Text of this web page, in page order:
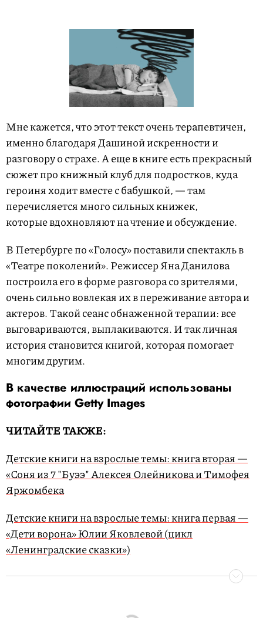
Мне кажется, что этот текст очень терапевтичен,
именно благодаря Дашиной искренности и
разговору о страхе. А еще в книге есть прекрасный
сюжет про книжный клуб для подростков, куда
героиня ходит вместе с бабушкой, — там
перечисляется много сильных книжек,
которые вдохновляют на чтение и обсуждение.
В Петербурге по «Голосу» поставили спектакль в
«Театре поколений». Режиссер Яна Данилова
построила его в форме разговора со зрителями,
очень сильно вовлекая их в переживание автора и
актеров. Такой сеанс обнаженной терапии: все
выговариваются, выплакиваются. И так личная
история становится книгой, которая помогает
многим другим.
В качестве иллюстраций использованы
фотографии Getty Images
ЧИТАЙТЕ ТАКЖЕ:
Детские книги на взрослые темы: книга вторая —
«Соня из 7 "Буээ" Алексея Олейникова и Тимофея
Яржомбека
Детские книги на взрослые темы: книга первая —
«Дети ворона» Юлии Яковлевой (цикл
«Ленинградские сказки»)